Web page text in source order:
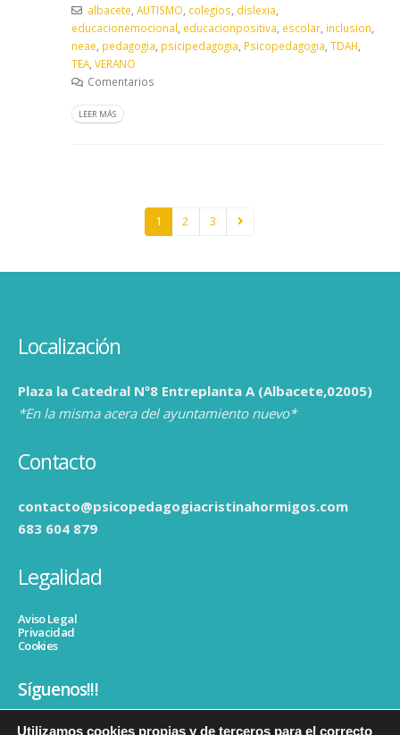
albacete AUTISMO colegios dislexia
educacionemocional educacionpositiva escolar inclusion
neae pedagogia psicipedagogia Psicopedagogia TDAH
TEA VERANO
Comentarios
LEER MÁS
1 2 3
Localización
Plaza la Catedral Nº8 Entreplanta A (Albacete,02005)
*En la misma acera del ayuntamiento nuevo*
Contacto
contacto@psicopedagogiacristinahormigos.com
683 604 879
Legalidad
Aviso Legal
Privacidad
Cookies
Síguenos!!!
Utilizamos cookies propias y de terceros para el correcto